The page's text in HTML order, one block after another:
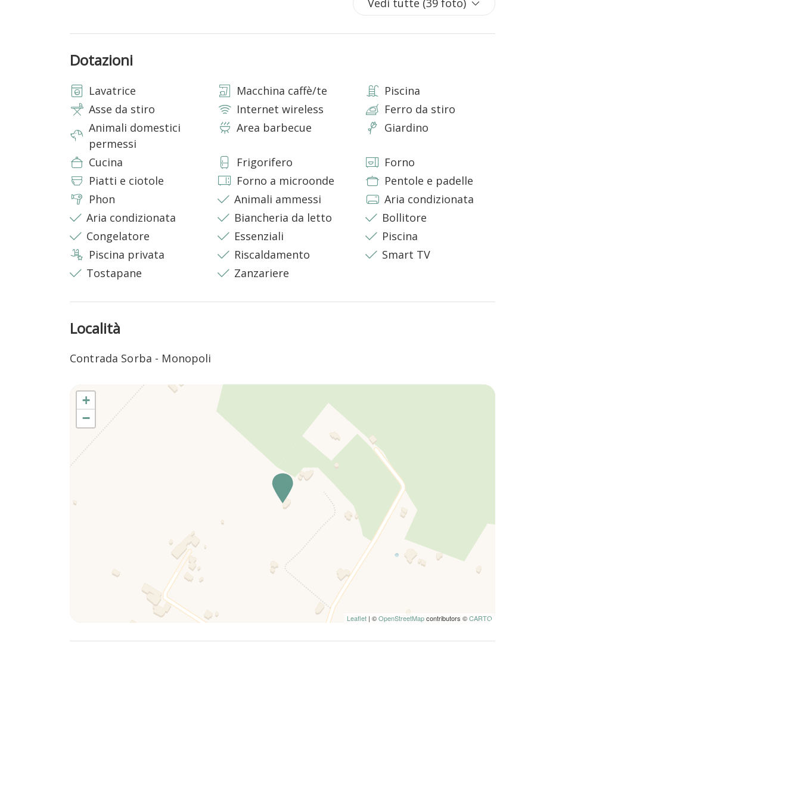
• Ulteriore ambiente con divano letto matrimoniale e bagno completo con doccia
La cucina è separata dal corpo centrale ed è ricavata all’interno di due piccoli trulli adiacenti. È
completamente attrezzata con: macchina del caffè, microonde, tostapane, frigorifero, congelatore,
forno e bollitore.
Camera con accesso esterno
• Camera singola con ingresso indipendente e bagno en-suite con doccia
⸻
Posizione e dintorni
Immersa nella quiete delle colline di Monopoli, la proprietà offre privacy e tranquillità pur rimanendo
ben collegata alla costa e ai principali punti di interesse.
A pochi chilometri si trova Selva di Fasano, con ristoranti, bar e servizi essenziali. La posizione è
Attraverso una strada panoramica tra ulivi secolari, raggiungi facilmente il litorale di Capitolo e le
Nelle vicinanze
- Spiaggia: 18 km
- Ristorante: 3 km
- Supermercato: 7,5 km
- Farmacia: 7,5 km
- Stazione di benzina: 5,5 km
Vedi tutte (39 foto)
Dotazioni
Lavatrice Macchina caffè/te
Piscina
Asse da stiro
Internet wireless
Ferro da stiro
Animali domestici
permessi
Area barbecue Giardino
Cucina Frigorifero
Forno
Piatti e ciotole
Forno a microonde
Pentole e padelle
Phon
Animali ammessi
Aria condizionata
Aria condizionata
Biancheria da letto
Bollitore
Congelatore
Essenziali
Piscina
Piscina privata
Riscaldamento
Smart TV
Tostapane
Zanzariere
Località
Contrada Sorba - Monopoli
+
−
Leaflet | ©OpenStreetMapcontributors ©CARTO